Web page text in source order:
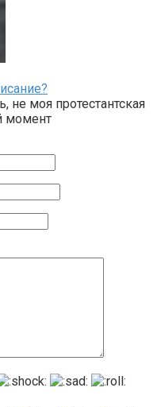
не моя протестантская
момент